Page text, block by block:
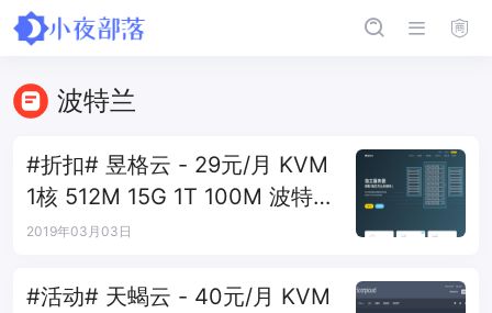
波特兰
#折扣# 昱格云 - 29元/月 KVM
1核 512M 15G 1T 100M 波特
兰
2019年03月03日
#活动# 天蝎云 - 40元/月 KVM